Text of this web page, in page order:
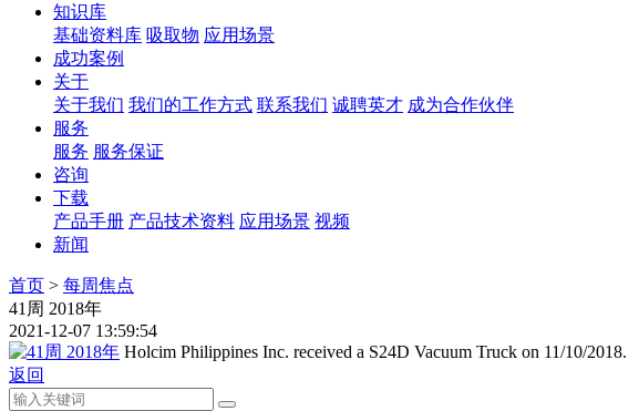
知识库
基础资料库 吸取物 应用场景
成功案例
关于
关于我们 我们的工作方式 联系我们 诚聘英才 成为合作伙伴
服务
服务 服务保证
咨询
下载
产品手册 产品技术资料 应用场景 视频
新闻
首页 > 每周焦点
41周 2018年
2021-12-07 13:59:54
Holcim Philippines Inc. received a S24D Vacuum Truck on 11/10/2018.
返回